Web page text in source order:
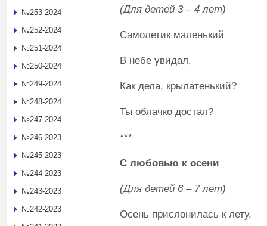
(Для детей 3 – 4 лет)
Самолетик маленький
В небе увидал,
Как дела, крылатенький?
Ты облачко достал?
***
С любовью к осени
(Для детей 6 – 7 лет)
Осень прислонилась к лету,
№253-2024
№252-2024
№251-2024
№250-2024
№249-2024
№248-2024
№247-2024
№246-2023
№245-2023
№244-2023
№243-2023
№242-2023